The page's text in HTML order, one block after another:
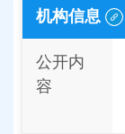
机构信息
公开内
容